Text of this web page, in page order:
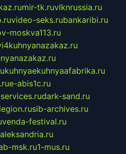
mir-tk.ruvlknrussia.ru
video-seks.rubankaribi.ru
moskva113.ru
kuhnyaekuhnyaafabrika.ru
e-abis1c.ru
dark-sand.ru
sib-archives.ru
venda-festival.ru
msk.ru1-mus.ru